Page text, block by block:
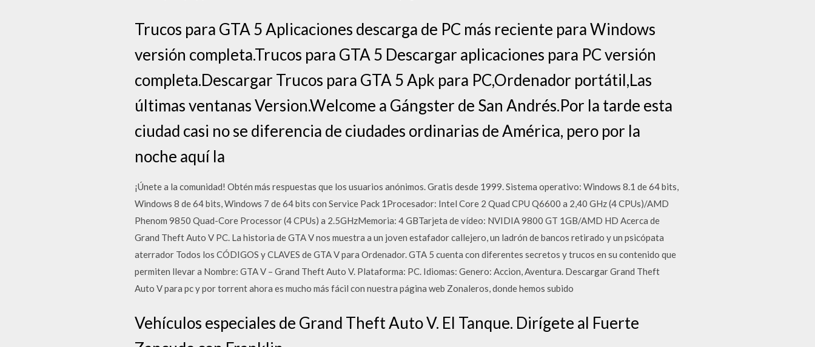
Trucos para GTA 5 Aplicaciones descarga de PC más reciente para Windows
versión completa.Trucos para GTA 5 Descargar aplicaciones para PC versión
completa.Descargar Trucos para GTA 5 Apk para PC,Ordenador portátil,Las
últimas ventanas Version.Welcome a Gángster de San Andrés.Por la tarde esta
ciudad casi no se diferencia de ciudades ordinarias de América, pero por la
noche aquí la
¡Únete a la comunidad! Obtén más respuestas que los usuarios anónimos. Gratis desde 1999. Sistema operativo: Windows 8.1 de 64 bits,
Windows 8 de 64 bits, Windows 7 de 64 bits con Service Pack 1Procesador: Intel Core 2 Quad CPU Q6600 a 2,40 GHz (4 CPUs)/AMD
Phenom 9850 Quad-Core Processor (4 CPUs) a 2.5GHzMemoria: 4 GBTarjeta de vídeo: NVIDIA 9800 GT 1GB/AMD HD Acerca de
Grand Theft Auto V PC. La historia de GTA V nos muestra a un joven estafador callejero, un ladrón de bancos retirado y un psicópata
aterrador Todos los CÓDIGOS y CLAVES de GTA V para Ordenador. GTA 5 cuenta con diferentes secretos y trucos en su contenido que
permiten llevar a Nombre: GTA V – Grand Theft Auto V. Plataforma: PC. Idiomas: Genero: Accion, Aventura. Descargar Grand Theft
Auto V para pc y por torrent ahora es mucho más fácil con nuestra página web Zonaleros, donde hemos subido
Vehículos especiales de Grand Theft Auto V. El Tanque. Dirígete al Fuerte